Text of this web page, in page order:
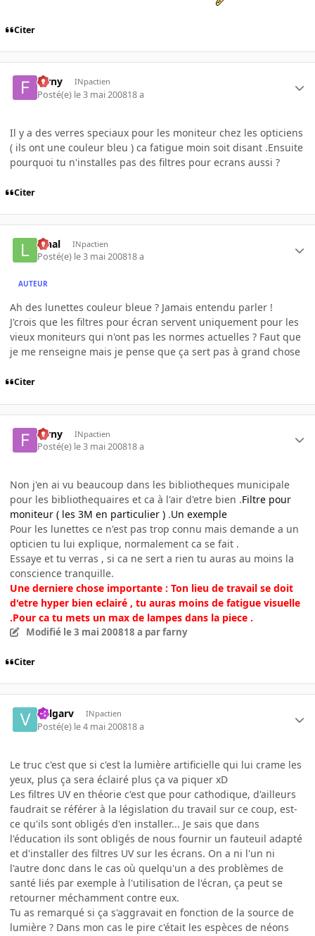
Citer
farny INpactien
Posté(e) le 3 mai 200818 a
Il y a des verres speciaux pour les moniteur chez les opticiens
( ils ont une couleur bleu ) ca fatigue moin soit disant .Ensuite
pourquoi tu n'installes pas des filtres pour ecrans aussi ?
Citer
lynal INpactien
Posté(e) le 3 mai 200818 a
AUTEUR
Ah des lunettes couleur bleue ? Jamais entendu parler !
J'crois que les filtres pour écran servent uniquement pour les
vieux moniteurs qui n'ont pas les normes actuelles ? Faut que
je me renseigne mais je pense que ça sert pas à grand chose
Citer
farny INpactien
Posté(e) le 3 mai 200818 a
Non j'en ai vu beaucoup dans les bibliotheques municipale
pour les bibliothequaires et ca à l'air d'etre bien .Filtre pour
moniteur ( les 3M en particulier ) .Un exemple
Pour les lunettes ce n'est pas trop connu mais demande a un
opticien tu lui explique, normalement ca se fait .
Essaye et tu verras , si ca ne sert a rien tu auras au moins la
conscience tranquille.
Une derniere chose importante : Ton lieu de travail se doit
d'etre hyper bien eclairé , tu auras moins de fatigue visuelle
.Pour ca tu mets un max de lampes dans la piece .
Modifié le 3 mai 200818 a par farny
Citer
Valgarv INpactien
Posté(e) le 4 mai 200818 a
Le truc c'est que si c'est la lumière artificielle qui lui crame les
yeux, plus ça sera éclairé plus ça va piquer xD
Les filtres UV en théorie c'est que pour cathodique, d'ailleurs
faudrait se référer à la législation du travail sur ce coup, est-
ce qu'ils sont obligés d'en installer... Je sais que dans
l'éducation ils sont obligés de nous fournir un fauteuil adapté
et d'installer des filtres UV sur les écrans. On a ni l'un ni
l'autre donc dans le cas où quelqu'un a des problèmes de
santé liés par exemple à l'utilisation de l'écran, ça peut se
retourner méchamment contre eux.
Tu as remarqué si ça s'aggravait en fonction de la source de
lumière ? Dans mon cas le pire c'était les espèces de néons